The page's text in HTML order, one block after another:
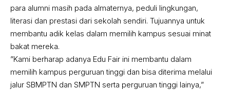
para alumni masih pada almaternya, peduli lingkungan,
literasi dan prestasi dari sekolah sendiri. Tujuannya untuk
membantu adik kelas dalam memilih kampus sesuai minat
bakat mereka.
”Kami berharap adanya Edu Fair ini membantu dalam
memilih kampus perguruan tinggi dan bisa diterima melalui
jalur SBMPTN dan SMPTN serta perguruan tinggi lainya,”